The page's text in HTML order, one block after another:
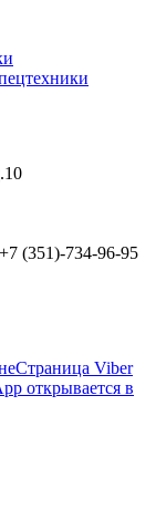
(351)-734-96-95
Страница Viber
открывается в